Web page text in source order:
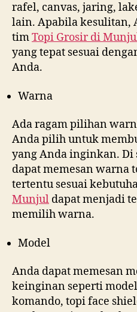
rafel, canvas, jaring,
lain. Apabila kesulitan,
timTopi Grosir di
yang tepat sesuai
Anda.
Warna
Ada ragam pilihan
Anda pilih untuk
yang Anda inginkan. Di
dapat memesan warna
tertentu sesuai
Munjul dapat menjadi
memilih warna.
Model
Anda dapat memesan
keinginan seperti
komando, topi face